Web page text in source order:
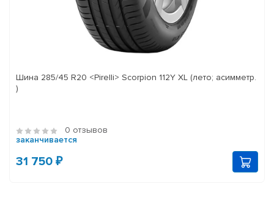
Шина 285/45 R20 <Pirelli> Scorpion 112Y XL (лето; асимметр.
)
0 отзывов
заканчивается
31 750 ₽